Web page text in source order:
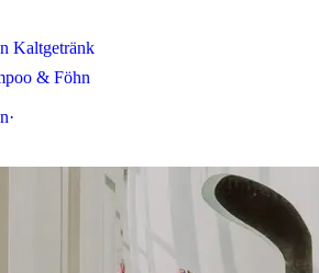
Kaltgetränk
& Föhn
·